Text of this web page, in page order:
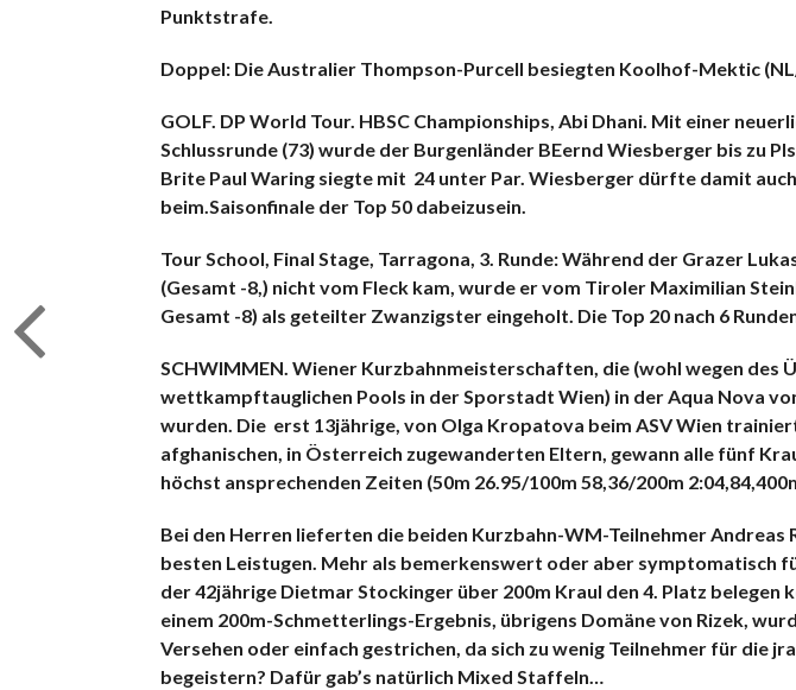
Punktstrafe.
Doppel: Die Australier Thompson-Purcell besiegten Koolhof-Mektic
GOLF. DP World Tour. HBSC Championships, Abi Dhani. Mit einer
Schlussrunde (73) wurde der Burgenländer BEernd Wiesberger bis zu
Brite Paul Waring siegte mit 24 unter Par. Wiesberger dürfte damit
beim.Saisonfinale der Top 50 dabeizusein.
Tour School, Final Stage, Tarragona, 3. Runde: Während der Grazer
(Gesamt -8,) nicht vom Fleck kam, wurde er vom Tiroler Maximilian
Gesamt -8) als geteilter Zwanzigster eingeholt. Die Top 20 nach 6
SCHWIMMEN. Wiener Kurzbahnmeisterschaften, die (wohl wegen des
wettkampftauglichen Pools in der Sporstadt Wien) in der Aqua Nova
wurden. Die erst 13jährige, von Olga Kropatova beim ASV Wien
afghanischen, in Österreich zugewanderten Eltern, gewann alle fünf
höchst ansprechenden Zeiten (50m 26.95/100m 58,36/200m
Bei den Herren lieferten die beiden Kurzbahn-WM-Teilnehmer
besten Leistugen. Mehr als bemerkenswert oder aber symptomatisch
der 42jährige Dietmar Stockinger über 200m Kraul den 4. Platz belegen
einem 200m-Schmetterlings-Ergebnis, übrigens Domäne von Rizek,
Versehen oder einfach gestrichen, da sich zu wenig Teilnehmer für die
begeistern? Dafür gab’s natürlich Mixed Staffeln…